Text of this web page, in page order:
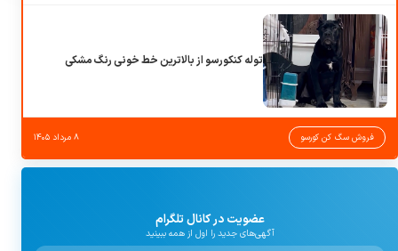
توله کنکورسو از بالاترین خط خونی رنگ مشکی
فروش سگ کن کورسو ۸ مرداد ۱۴۰۵
عضویت در کانال تلگرام
آگهی‌های جدید را اول از همه ببینید